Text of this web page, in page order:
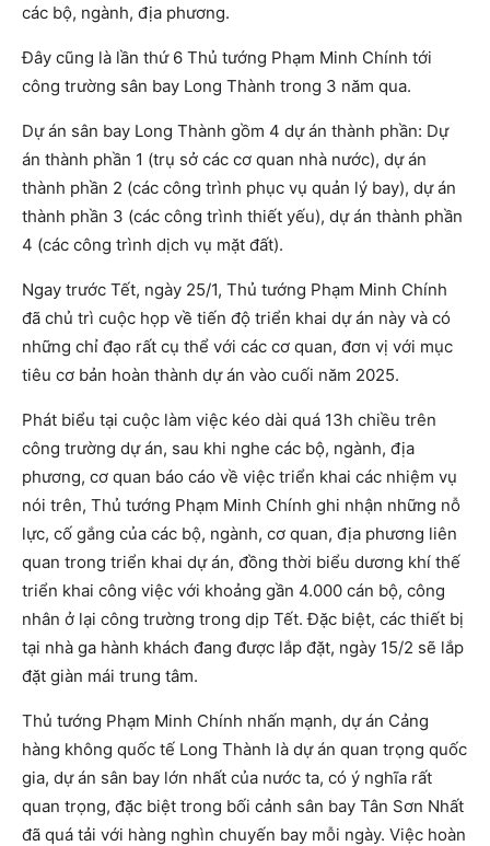
các bộ, ngành, địa phương.
Đây cũng là lần thứ 6 Thủ tướng Phạm Minh Chính tới
công trường sân bay Long Thành trong 3 năm qua.
Dự án sân bay Long Thành gồm 4 dự án thành phần: Dự
án thành phần 1 (trụ sở các cơ quan nhà nước), dự án
thành phần 2 (các công trình phục vụ quản lý bay), dự án
thành phần 3 (các công trình thiết yếu), dự án thành phần
4 (các công trình dịch vụ mặt đất).
Ngay trước Tết, ngày 25/1, Thủ tướng Phạm Minh Chính
đã chủ trì cuộc họp về tiến độ triển khai dự án này và có
những chỉ đạo rất cụ thể với các cơ quan, đơn vị với mục
tiêu cơ bản hoàn thành dự án vào cuối năm 2025.
Phát biểu tại cuộc làm việc kéo dài quá 13h chiều trên
công trường dự án, sau khi nghe các bộ, ngành, địa
phương, cơ quan báo cáo về việc triển khai các nhiệm vụ
nói trên, Thủ tướng Phạm Minh Chính ghi nhận những nỗ
lực, cố gắng của các bộ, ngành, cơ quan, địa phương liên
quan trong triển khai dự án, đồng thời biểu dương khí thế
triển khai công việc với khoảng gần 4.000 cán bộ, công
nhân ở lại công trường trong dịp Tết. Đặc biệt, các thiết bị
tại nhà ga hành khách đang được lắp đặt, ngày 15/2 sẽ lắp
đặt giàn mái trung tâm.
Thủ tướng Phạm Minh Chính nhấn mạnh, dự án Cảng
hàng không quốc tế Long Thành là dự án quan trọng quốc
gia, dự án sân bay lớn nhất của nước ta, có ý nghĩa rất
quan trọng, đặc biệt trong bối cảnh sân bay Tân Sơn Nhất
đã quá tải với hàng nghìn chuyến bay mỗi ngày. Việc hoàn